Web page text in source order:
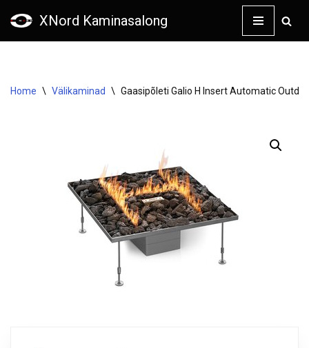
XNord Kaminasalong
Home \ Välikaminad \ Gaasipõleti Galio H Insert Automatic